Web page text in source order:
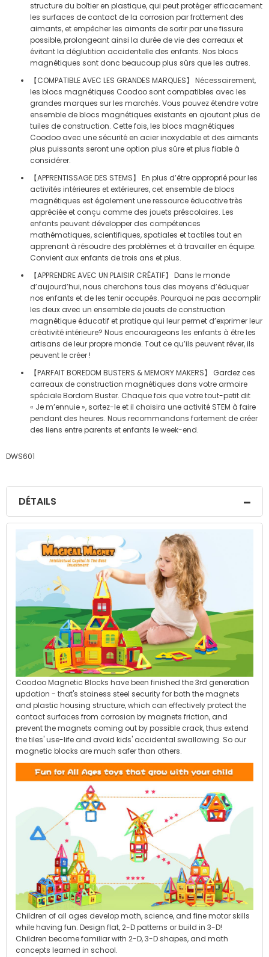
structure du boîtier en plastique, qui peut protéger efficacement
les surfaces de contact de la corrosion par frottement des
aimants, et empêcher les aimants de sortir par une fissure
possible, prolongeant ainsi la durée de vie des carreaux et
évitant la déglutition accidentelle des enfants. Nos blocs
magnétiques sont donc beaucoup plus sûrs que les autres.
【COMPATIBLE AVEC LES GRANDES MARQUES】 Nécessairement,
les blocs magnétiques Coodoo sont compatibles avec les
grandes marques sur les marchés. Vous pouvez étendre votre
ensemble de blocs magnétiques existants en ajoutant plus de
tuiles de construction. Cette fois, les blocs magnétiques
Coodoo avec une sécurité en acier inoxydable et des aimants
plus puissants seront une option plus sûre et plus fiable à
considérer.
【APPRENTISSAGE DES STEMS】 En plus d’être approprié pour les
activités intérieures et extérieures, cet ensemble de blocs
magnétiques est également une ressource éducative très
appréciée et conçu comme des jouets préscolaires. Les
enfants peuvent développer des compétences
mathématiques, scientifiques, spatiales et tactiles tout en
apprenant à résoudre des problèmes et à travailler en équipe.
Convient aux enfants de trois ans et plus.
【APPRENDRE AVEC UN PLAISIR CRÉATIF】 Dans le monde
d’aujourd’hui, nous cherchons tous des moyens d’éduquer
nos enfants et de les tenir occupés. Pourquoi ne pas accomplir
les deux avec un ensemble de jouets de construction
magnétique éducatif et pratique qui leur permet d’exprimer leur
créativité intérieure? Nous encourageons les enfants à être les
artisans de leur propre monde. Tout ce qu’ils peuvent rêver, ils
peuvent le créer !
【PARFAIT BOREDOM BUSTERS & MEMORY MAKERS】 Gardez ces
carreaux de construction magnétiques dans votre armoire
spéciale Bordom Buster. Chaque fois que votre tout-petit dit
« Je m’ennuie », sortez-le et il choisira une activité STEM à faire
pendant des heures. Nous recommandons fortement de créer
des liens entre parents et enfants le week-end.
DWS601
DÉTAILS
Coodoo Magnetic Blocks have been finished the 3rd generation
updation - that's stainess steel security for both the magnets
and plastic housing structure, which can effectively protect the
contact surfaces from corrosion by magnets friction, and
prevent the magnets coming out by possible crack, thus extend
the tiles' use-life and avoid kids' accidental swallowing. So our
magnetic blocks are much safer than others.
Children of all ages develop math, science, and fine motor skills
while having fun. Design flat, 2-D patterns or build in 3-D!
Children become familiar with 2-D, 3-D shapes, and math
concepts learned in school.